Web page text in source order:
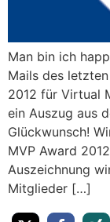
Man bin ich
Mails des
2012 für Virtual
ein Auszug aus
Glückwunsch!
MVP Award
Auszeichnung
Mitglieder […]